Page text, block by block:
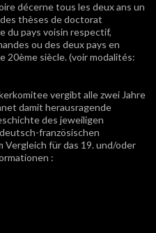
décerne tous les deux ans un
thèses de doctorat
du pays voisin respectif,
ou des deux pays en
20ème siècle. (voir modalités:
vergibt alle zwei Jahre
damit herausragende
des jeweiligen
französischen
Vergleich für das 19. und/oder
: